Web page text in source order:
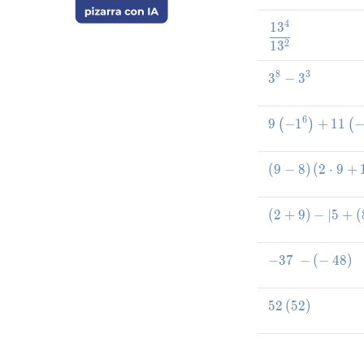
132
134
3^8-3^3
38 − 33
9 ( −16 ) + 11 ( −
(9 − 8) (2 ⋅ 9 +
(2 + 9) − 5 + (
-37\:-
−37 − (− 48)
52 (52)